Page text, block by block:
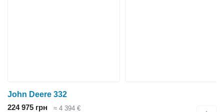
John Deere 332
224 975 грн
≈ 4 394 €